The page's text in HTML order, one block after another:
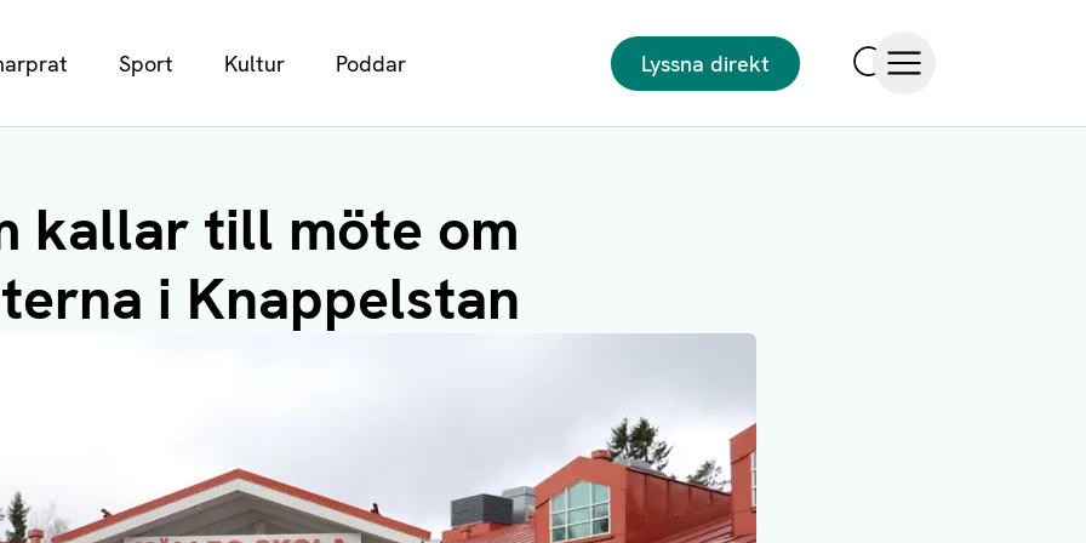
Sport Kultur Poddar
Lyssna direkt
kallar till möte om
i Knappelstan